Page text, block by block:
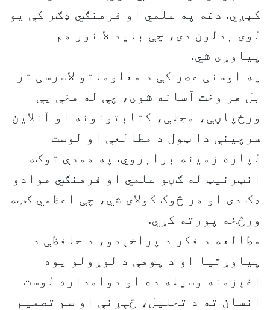
کېږي. دغه په علمي او فرهنګي ډګر کې يو
لوی بدلون دی، چې باید لا نور هم
پیاوړی شي.
په اوسنی عصر کې د معلوماتو لاسرسی تر
بل هر وخت آسانه شوی، چې له مخې یې
ورځپاڼې، مجلې، کتابتونونه او آنلاین
سرچینې دا ټول د مطالعې او لوست
لپاره زمینه برابروي. په همدې توګه
انټرنیټ له ګڼو علمي او فرهنګي موادو
ډک دی او هر څوک کولای شي، چې اعظمي ګټه
ورڅخه پورته کړي.
مطالعه د فکر د پراخېدو، د حافظې د
پیاوړتیا او د پوهې د لوړولو یوه
اغېزمنه وسیله ده او دوامداره لوست
انسان ته د تحلیل، څېړنې او سم تصمیم